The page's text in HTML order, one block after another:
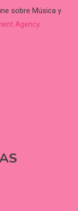
sobre Música y
Agency.